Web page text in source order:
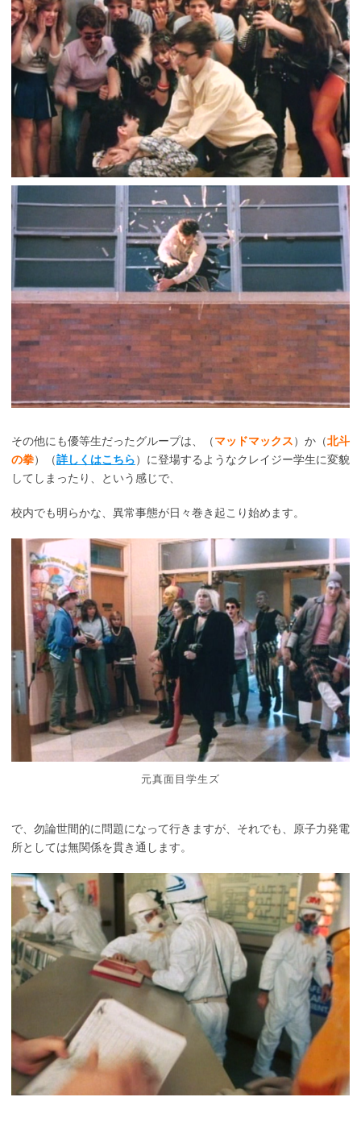
その他にも優等生だったグループは、（マッドマックス）か（北斗
の拳）（詳しくはこちら）に登場するようなクレイジー学生に変貌
してしまったり、という感じで、
校内でも明らかな、異常事態が日々巻き起こり始めます。
元真面目学生ズ
で、勿論世間的に問題になって行きますが、それでも、原子力発電
所としては無関係を貫き通します。